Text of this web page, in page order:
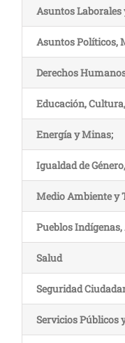
Asuntos Laborales
Asuntos Políticos,
Derechos
Educación,
Energía y Minas;
Igualdad de
Medio Ambiente y
Pueblos
Salud
Seguridad
Servicios Públicos